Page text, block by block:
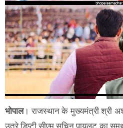
भोपाल। राजस्थान के मुख्यमंत्री श्री